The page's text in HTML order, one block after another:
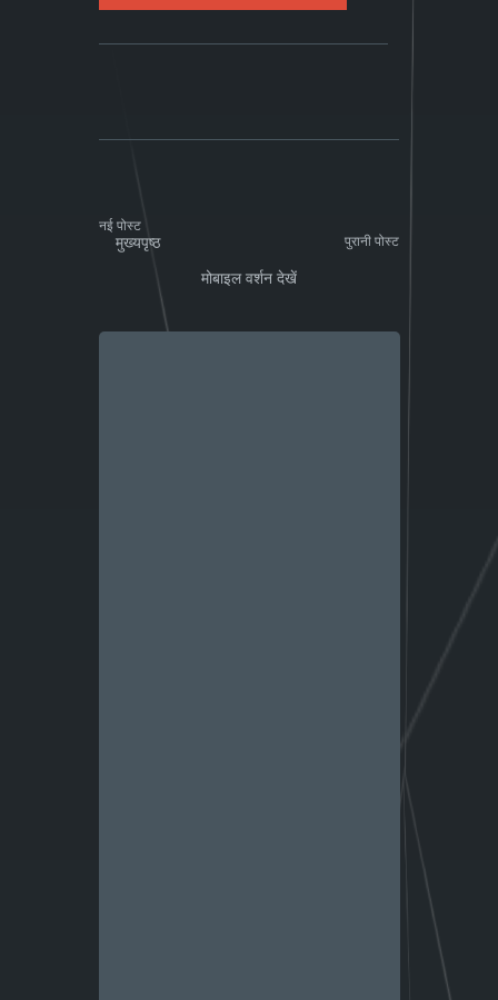
नई पोस्ट
पुरानी पोस्ट
मुख्यपृष्ठ
मोबाइल वर्शन देखें